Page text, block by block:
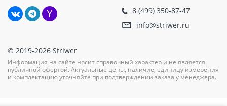
8 (499) 350-87-47
info@striwer.ru
© 2019-2026 Striwer
Информация на сайте носит справочный характер и не является
публичной офертой. Актуальные цены, наличие, единицу измерения
и комплектацию уточняйте при подтверждении заказа у менеджера.